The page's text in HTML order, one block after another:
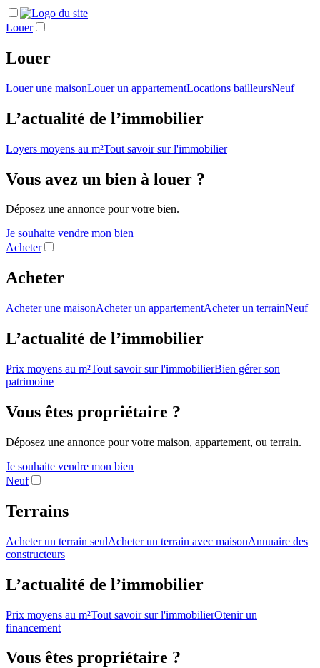
Louer
Louer
Louer une maisonLouer un appartementLocations bailleursNeuf
L’actualité de l’immobilier
Loyers moyens au m²Tout savoir sur l'immobilier
Vous avez un bien à louer ?
Déposez une annonce pour votre bien.
Je souhaite vendre mon bien
Acheter
Acheter
Acheter une maisonAcheter un appartementAcheter un terrainNeuf
L’actualité de l’immobilier
Prix moyens au m²Tout savoir sur l'immobilierBien gérer son
patrimoine
Vous êtes propriétaire ?
Déposez une annonce pour votre maison, appartement, ou terrain.
Je souhaite vendre mon bien
Neuf
Terrains
Acheter un terrain seulAcheter un terrain avec maisonAnnuaire des
constructeurs
L’actualité de l’immobilier
Prix moyens au m²Tout savoir sur l'immobilierOtenir un
financement
Vous êtes propriétaire ?